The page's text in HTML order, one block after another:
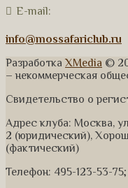
E-mail:
info@mossafariclub.ru
Разработка XMedia ©
– некоммерческая
Свидетельство о
Адрес клуба: Москва,
2 (юридический),
(фактический)
Телефон: 495-123-53-